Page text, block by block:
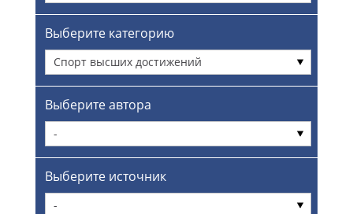
Выберите категорию
Спорт высших достижений
Выберите автора
-
Выберите источник
-